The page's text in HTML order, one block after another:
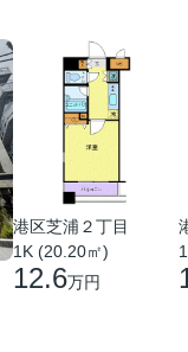
港区芝浦２丁目
1K (20.20㎡)
12.6万円